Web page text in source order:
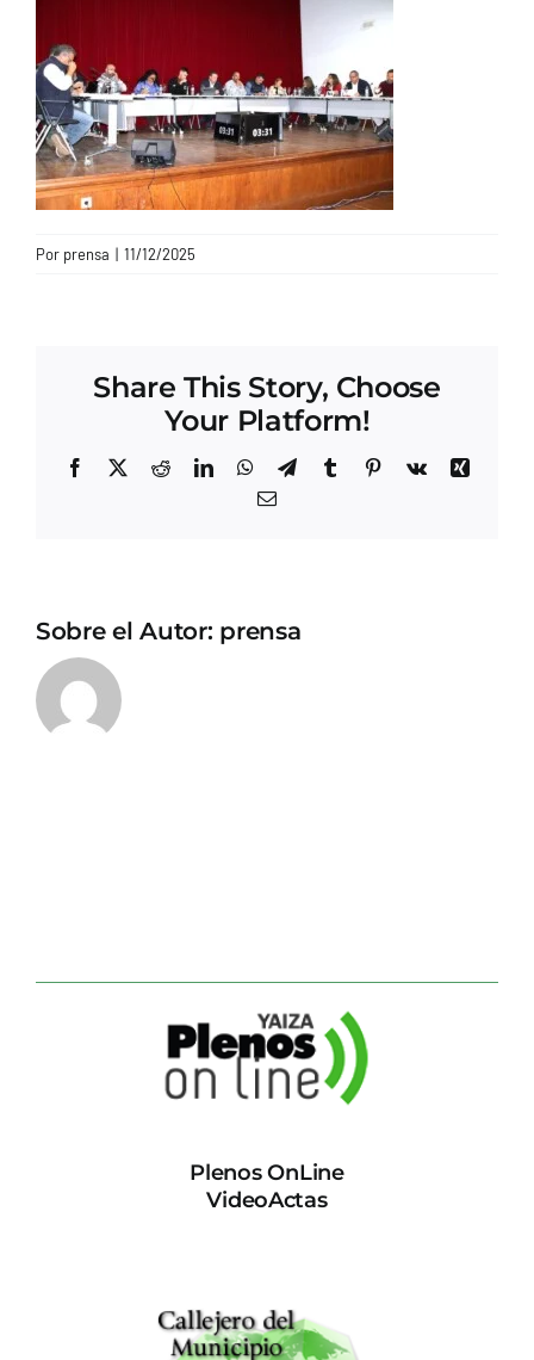
Por prensa | 11/12/2025
Share This Story, Choose
Your Platform!
Facebook
X RedditLinkedInWhatsApp
TelegramTumblrPinterest
Vk
Xing
Correo
Sobre el Autor: prensa
Plenos OnLine
VideoActas